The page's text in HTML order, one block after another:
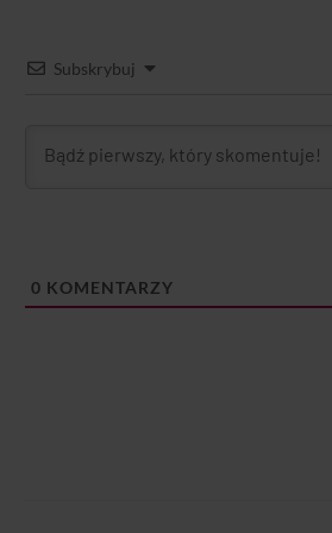
Subskrybuj
0 KOMENTARZY